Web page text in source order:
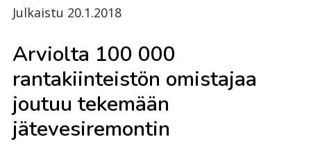
Julkaistu 20.1.2018
Arviolta 100 000
rantakiinteistön omistajaa
joutuu tekemään
jätevesiremontin